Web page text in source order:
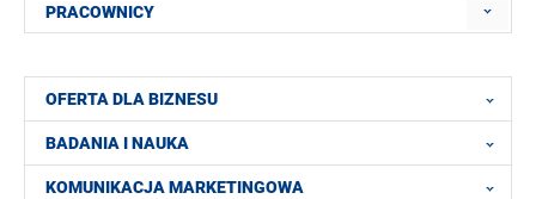
PRACOWNICY
OFERTA DLA BIZNESU
BADANIA I NAUKA
KOMUNIKACJA MARKETINGOWA